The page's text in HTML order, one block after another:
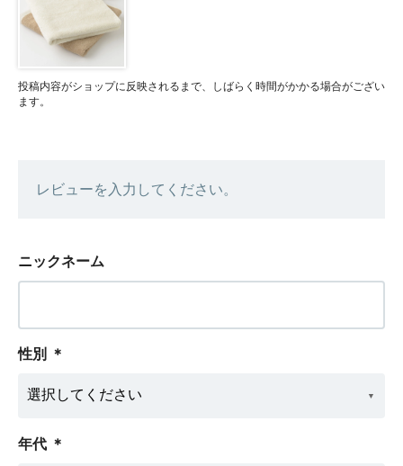
投稿内容がショップに反映されるまで、しばらく時間がかかる場合がござい
ます。
レビューを入力してください。
ニックネーム
性別 ＊
年代 ＊